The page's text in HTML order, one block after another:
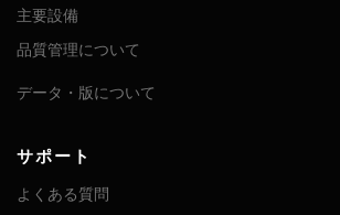
主要設備
品質管理について
データ・版について
サポート
よくある質問